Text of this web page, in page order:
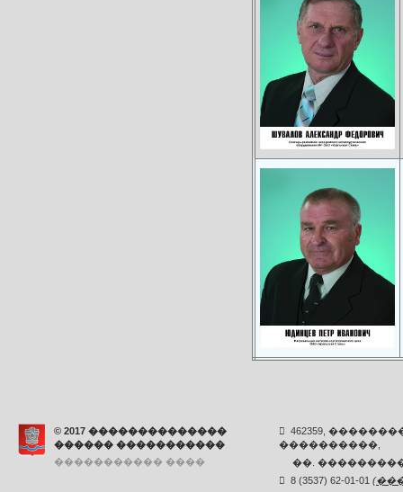
© 2017 ��������������
������ �����������
����������� ����
462359,
����������,
��. ���������,
8 (3537) 62-01-01 (